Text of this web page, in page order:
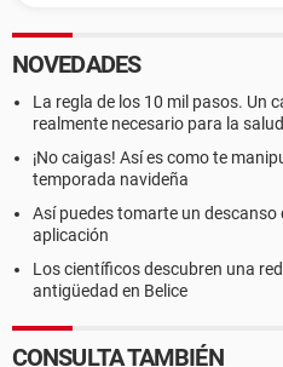
NOVEDADES
La regla de los 10 mil pasos. Un
realmente necesario para la salud
¡No caigas! Así es como te
temporada navideña
Así puedes tomarte un
aplicación
Los científicos descubren una
antigüedad en Belice
CONSULTA TAMBIÉN